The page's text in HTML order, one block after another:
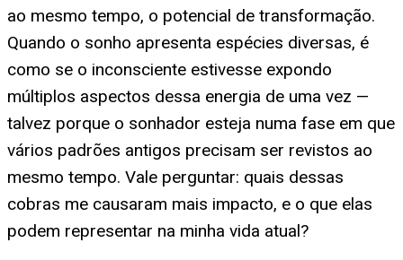
ao mesmo tempo, o potencial de transformação.
Quando o sonho apresenta espécies diversas, é
como se o inconsciente estivesse expondo
múltiplos aspectos dessa energia de uma vez —
talvez porque o sonhador esteja numa fase em que
vários padrões antigos precisam ser revistos ao
mesmo tempo. Vale perguntar: quais dessas
cobras me causaram mais impacto, e o que elas
podem representar na minha vida atual?